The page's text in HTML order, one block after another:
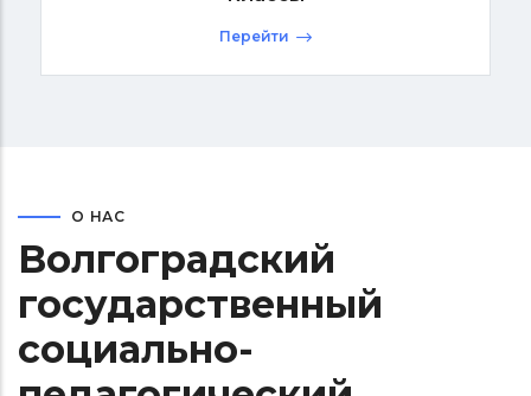
Перейти
О НАС
Волгоградский
государственный
социально-